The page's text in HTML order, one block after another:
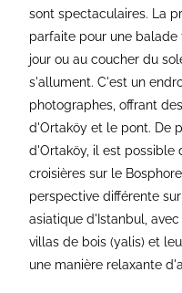
sont spectaculaires. La
parfaite pour une
jour ou au coucher du
s'allument. C'est un
photographes, offrant
d'Ortaköy et le pont. De
d'Ortaköy, il est possible
croisières sur le
perspective différente
asiatique d'Istanbul,
villas de bois (yalis) et
une manière relaxante